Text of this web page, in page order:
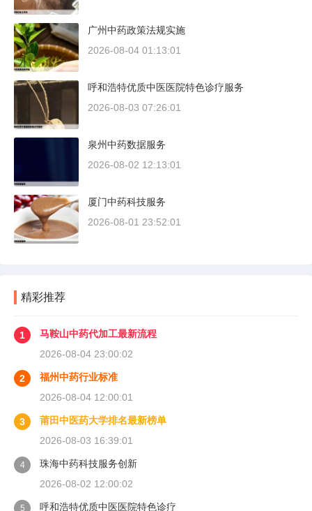
广州中药政策法规实施
2026-08-04 01:13:01
呼和浩特优质中医医院特色诊疗服务
2026-08-03 07:26:01
泉州中药数据服务
2026-08-02 12:13:01
厦门中药科技服务
2026-08-01 23:52:01
精彩推荐
1
马鞍山中药代加工最新流程
2026-08-04 23:00:02
2
福州中药行业标准
2026-08-04 12:00:01
3
莆田中医药大学排名最新榜单
2026-08-03 16:39:01
4
珠海中药科技服务创新
2026-08-02 12:00:02
5 呼和浩特优质中医医院特色诊疗